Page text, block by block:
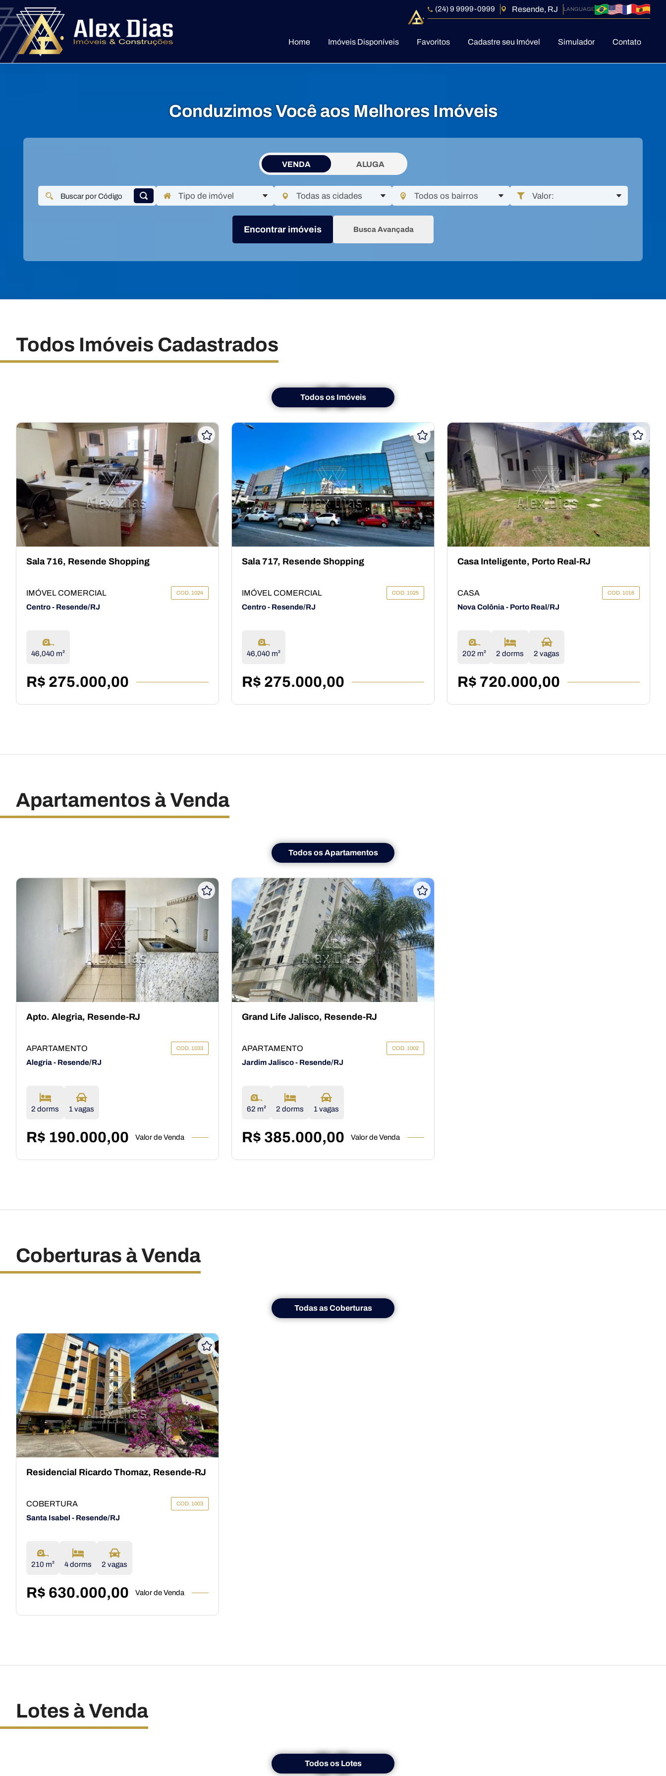
(24) 9 9999-0999 Resende, RJ
Home Imóveis Disponíveis Favoritos Cadastre seu Imóvel Simulador Contato
Conduzimos Você aos Melhores Imóveis
VENDA ALUGA
Encontrar imóveis Busca Avançada
Todos Imóveis Cadastrados
Sala 716, Resende Shopping
COD. 1024
IMÓVEL COMERCIAL
Centro - Resende/RJ
46,040 m²
R$ 275.000,00
Sala 717, Resende Shopping
COD. 1025
IMÓVEL COMERCIAL
Centro - Resende/RJ
46,040 m²
R$ 275.000,00
Casa Inteligente, Porto Real-RJ
COD. 1016
CASA
Nova Colônia - Porto Real/RJ
202 m² 2 dorms 2 vagas
R$ 720.000,00
Todos os Imóveis
Apartamentos à Venda
Apto. Alegria, Resende-RJ
COD. 1033
APARTAMENTO
Alegria - Resende/RJ
2 dorms 1 vagas
R$ 190.000,00 Valor de Venda
Grand Life Jalisco, Resende-RJ
COD. 1002
APARTAMENTO
Jardim Jalisco - Resende/RJ
62 m² 2 dorms 1 vagas
R$ 385.000,00 Valor de Venda
Todos os Apartamentos
Coberturas à Venda
Residencial Ricardo Thomaz, Resende-RJ
COD. 1003
COBERTURA
Santa Isabel - Resende/RJ
210 m² 4 dorms 2 vagas
R$ 630.000,00 Valor de Venda
Todas as Coberturas
Lotes à Venda
Todos os Lotes